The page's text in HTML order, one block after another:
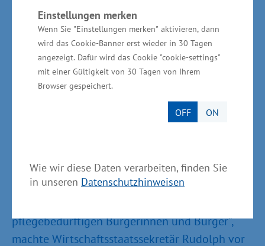
Einstellungen merken
Wenn Sie "Einstellungen merken" aktivieren, dann
wird das Cookie-Banner erst wieder in 30 Tagen
angezeigt. Dafür wird das Cookie "cookie-settings"
mit einer Gültigkeit von 30 Tagen von Ihrem
Browser gespeichert.
OFF ON
Wie wir diese Daten verarbeiten, finden Sie
in unseren Datenschutzhinweisen
Wohl der Pflegebedürftigen, der Pflegenden
und an den Erfordernissen einer
ausgezeichneten Pflegequalität ausgerichtet.
Die Sicherstellung der künftigen pflegerischen
Versorgung kann nur mit erheblichen
bewältigt werden. Unter anderem kann die
entgegen zu wirken. Das ist natürlich kein
Allheilmittel, aber ein wichtiger Baustein von
pflegebedürftigen Bürgerinnen und Bürger“,
machte Wirtschaftsstaatssekretär Rudolph vor